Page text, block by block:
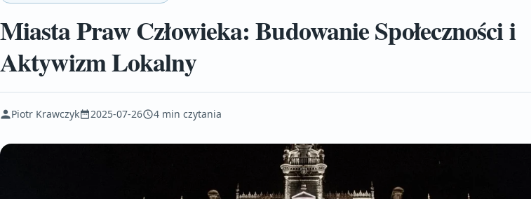
Miasta Praw Człowieka: Budowanie Społeczności i
Aktywizm Lokalny
Piotr Krawczyk 2025-07-26 4 min czytania